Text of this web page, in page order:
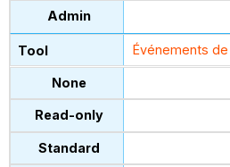
Événements